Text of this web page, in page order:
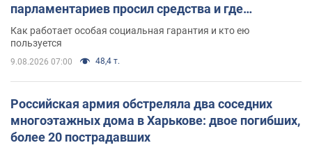
парламентариев просил средства и где
поселился
Как работает особая социальная гарантия и кто ею
пользуется
9.08.2026 07:00 48,4 т.
Российская армия обстреляла два соседних
многоэтажных дома в Харькове: двое погибших,
более 20 пострадавших